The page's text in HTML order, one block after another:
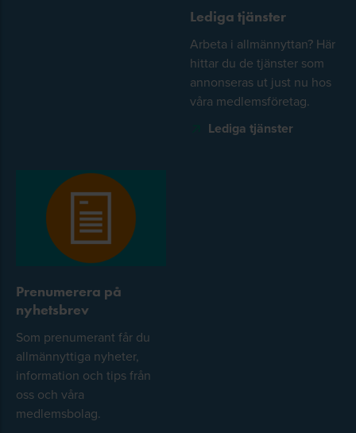
Lediga tjänster
Arbeta i allmännyttan? Här
hittar du de tjänster som
annonseras ut just nu hos
våra medlemsföretag.
Lediga tjänster
Prenumerera på
nyhetsbrev
Som prenumerant får du
allmännyttiga nyheter,
information och tips från
oss och våra
medlemsbolag.